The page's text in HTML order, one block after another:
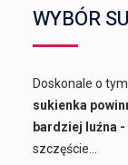
WYBÓR
Doskonale o
sukienka
bardziej luźna
szczęście...